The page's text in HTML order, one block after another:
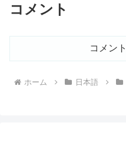
コメント
コメン
ホーム 日本語